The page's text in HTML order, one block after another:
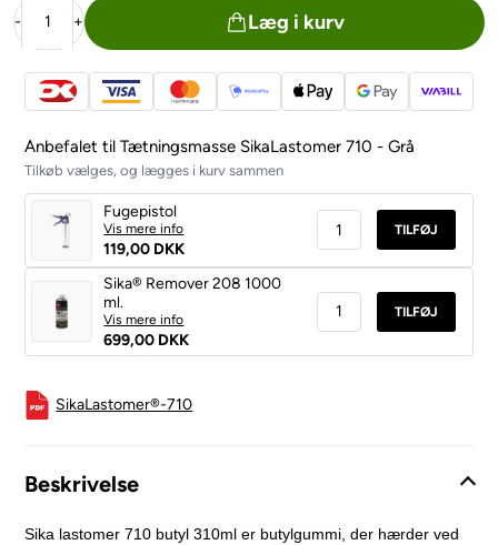
- + Læg i kurv
Anbefalet til Tætningsmasse SikaLastomer 710 - Grå
Tilkøb vælges, og lægges i kurv sammen
TILFØJ
Fugepistol
Vis mere info
119,00 DKK
TILFØJ
Sika® Remover 208 1000
ml.
Vis mere info
699,00 DKK
SikaLastomer®-710
Beskrivelse
Sika lastomer 710 butyl 310ml er butylgummi, der hærder ved